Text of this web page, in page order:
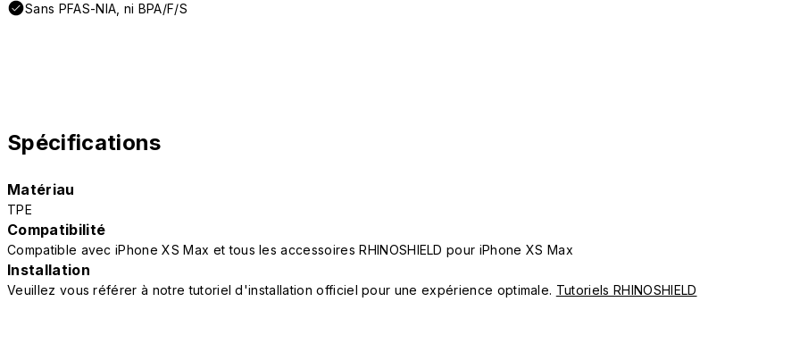
Sans PFAS-NIA, ni BPA/F/S
Spécifications
Matériau
TPE
Compatibilité
Compatible avec iPhone XS Max et tous les accessoires RHINOSHIELD pour iPhone XS Max
Installation
Veuillez vous référer à notre tutoriel d'installation officiel pour une expérience optimale. Tutoriels RHINOSHIELD